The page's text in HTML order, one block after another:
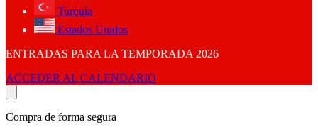
Turquía
Estados Unidos
ENTRADAS PARA LA TEMPORADA 2026
ACCEDER AL CALENDARIO
Compra de forma segura